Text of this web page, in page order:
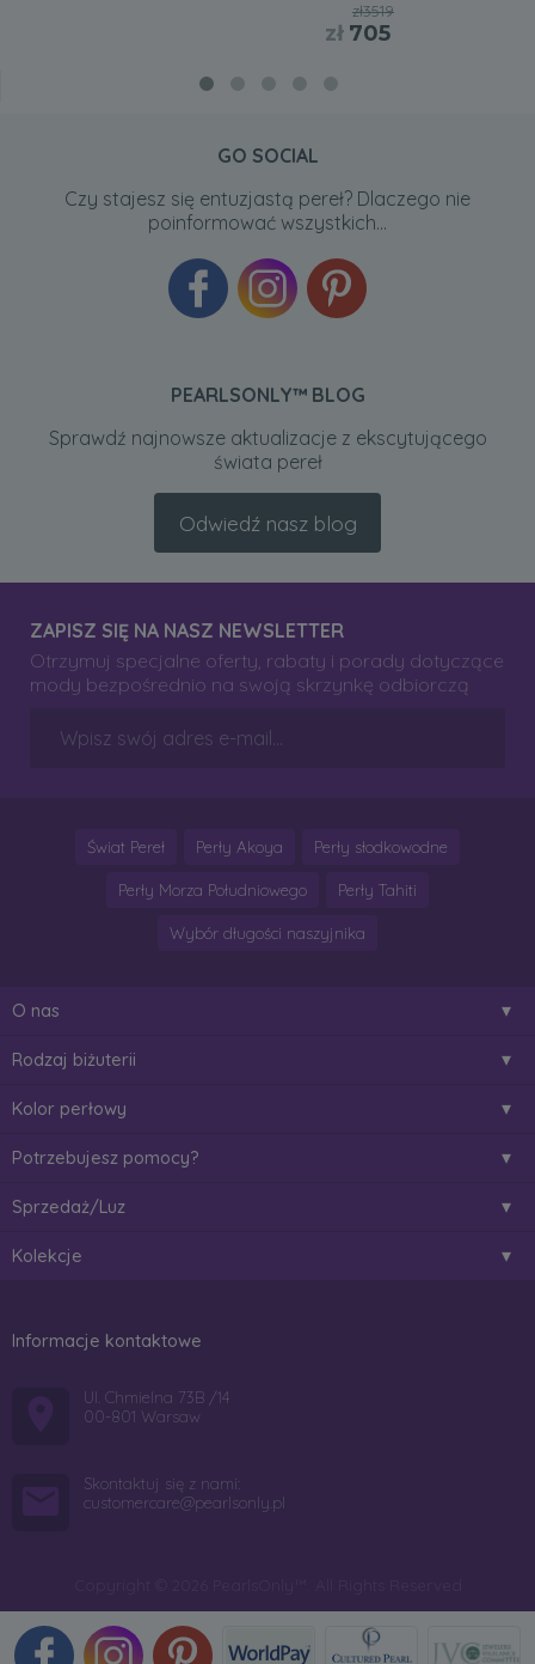
zł3519
zł 705
GO SOCIAL
Czy stajesz się entuzjastą pereł? Dlaczego nie
poinformować wszystkich...
PEARLSONLY™ BLOG
Sprawdź najnowsze aktualizacje z ekscytującego
świata pereł
Odwiedź nasz blog
ZAPISZ SIĘ NA NASZ NEWSLETTER
Otrzymuj specjalne oferty, rabaty i porady dotyczące
mody bezpośrednio na swoją skrzynkę odbiorczą
Świat Pereł Perły Akoya Perły słodkowodne
Perły Morza Południowego Perły Tahiti
Wybór długości naszyjnika
O nas
Rodzaj biżuterii
Kolor perłowy
Potrzebujesz pomocy?
Sprzedaż/Luz
Kolekcje
Informacje kontaktowe
Ul. Chmielna 73B /14
00-801 Warsaw
Skontaktuj się z nami:
customercare@pearlsonly.pl